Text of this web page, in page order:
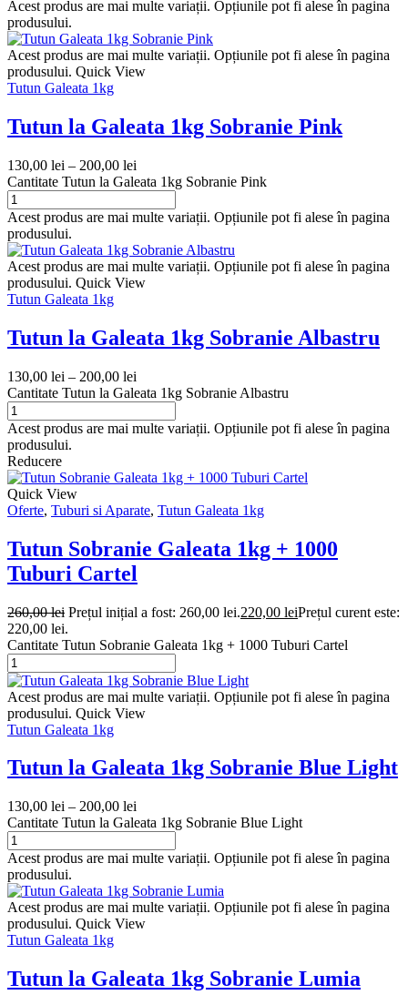
Acest produs are mai multe variații. Opțiunile pot fi alese în pagina
produsului.
Acest produs are mai multe variații. Opțiunile pot fi alese în pagina
produsului. Quick View
Tutun Galeata 1kg
Tutun la Galeata 1kg Sobranie Pink
130,00 lei – 200,00 lei
Cantitate Tutun la Galeata 1kg Sobranie Pink
Acest produs are mai multe variații. Opțiunile pot fi alese în pagina
produsului.
Acest produs are mai multe variații. Opțiunile pot fi alese în pagina
produsului. Quick View
Tutun Galeata 1kg
Tutun la Galeata 1kg Sobranie Albastru
130,00 lei – 200,00 lei
Cantitate Tutun la Galeata 1kg Sobranie Albastru
Acest produs are mai multe variații. Opțiunile pot fi alese în pagina
produsului.
Reducere
Quick View
Oferte, Tuburi si Aparate, Tutun Galeata 1kg
Tutun Sobranie Galeata 1kg + 1000
Tuburi Cartel
260,00lei Prețul inițial a fost: 260,00 lei.220,00 leiPrețul curent este:
220,00 lei.
Cantitate Tutun Sobranie Galeata 1kg + 1000 Tuburi Cartel
Acest produs are mai multe variații. Opțiunile pot fi alese în pagina
produsului. Quick View
Tutun Galeata 1kg
Tutun la Galeata 1kg Sobranie Blue Light
130,00 lei – 200,00 lei
Cantitate Tutun la Galeata 1kg Sobranie Blue Light
Acest produs are mai multe variații. Opțiunile pot fi alese în pagina
produsului.
Acest produs are mai multe variații. Opțiunile pot fi alese în pagina
produsului. Quick View
Tutun Galeata 1kg
Tutun la Galeata 1kg Sobranie Lumia